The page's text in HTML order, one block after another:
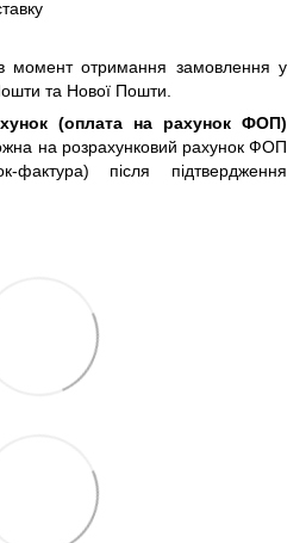
момент отримання замовлення у
та Нової Пошти.
(оплата на рахунок ФОП)
на розрахунковий рахунок ФОП
фактура) після підтвердження